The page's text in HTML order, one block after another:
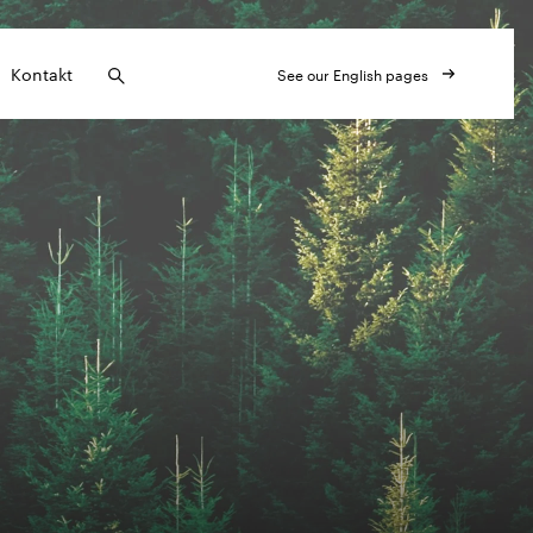
Kontakt See our English pages